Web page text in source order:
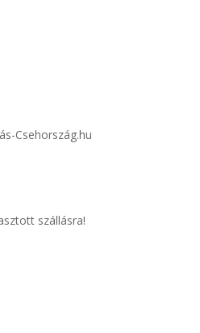
Csehország.hu
szállásra!